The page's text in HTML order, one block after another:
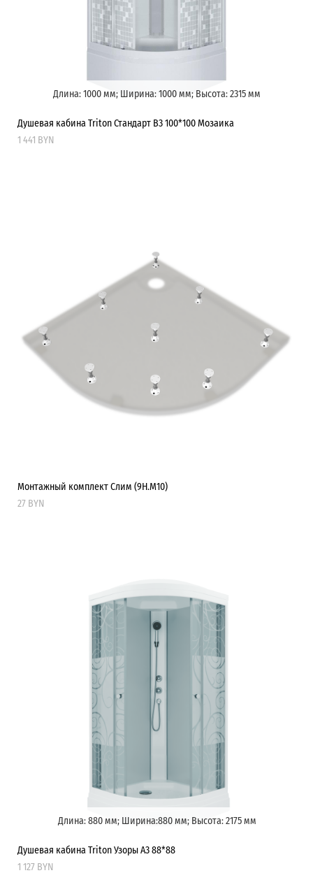
Длина: 1000 мм; Ширина: 1000 мм; Высота: 2315 мм
Душевая кабина Triton Стандарт В3 100*100 Мозаика
1 441 BYN
Монтажный комплект Слим (9Н.М10)
27 BYN
Длина: 880 мм; Ширина:880 мм; Высота: 2175 мм
Душевая кабина Triton Узоры А3 88*88
1 127 BYN